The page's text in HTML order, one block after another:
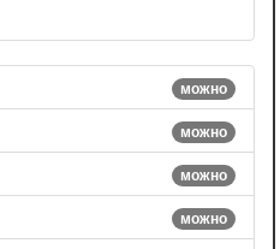
можно
можно
можно
можно